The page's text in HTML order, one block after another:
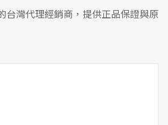
台灣代理經銷商，提供正品保證與原